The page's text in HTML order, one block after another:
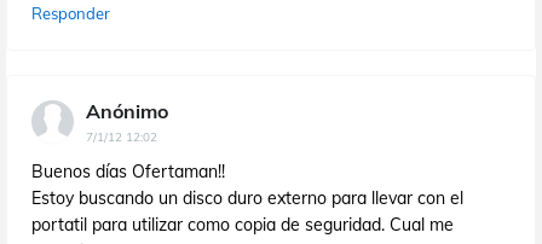
Responder
Anónimo
7/1/12 12:02
Buenos días Ofertaman!!
Estoy buscando un disco duro externo para llevar con el
portatil para utilizar como copia de seguridad. Cual me